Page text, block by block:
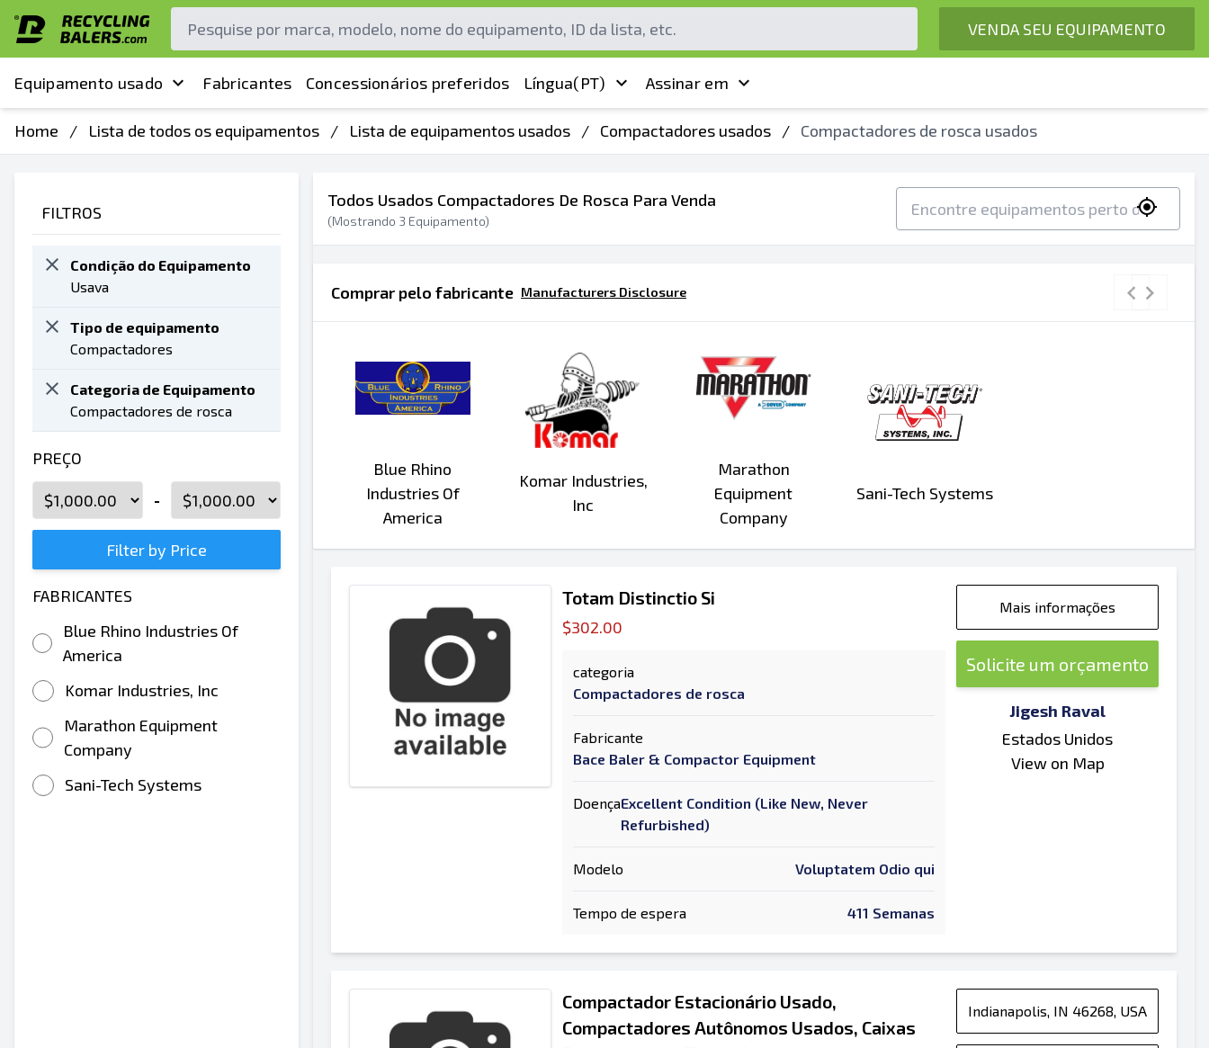
VENDA SEU EQUIPAMENTO
Equipamento usado Fabricantes Concessionários preferidos Língua(PT) Assinar em
Home / Lista de todos os equipamentos / Lista de equipamentos usados / Compactadores usados / Compactadores de rosca usados
FILTROS
Condição do Equipamento
Usava
Tipo de equipamento
Compactadores
Categoria de Equipamento
Compactadores de rosca
PREÇO
-
Filter by Price
FABRICANTES
Blue Rhino Industries Of
America
Komar Industries, Inc
Marathon Equipment
Company
Sani-Tech Systems
Todos Usados Compactadores De Rosca Para Venda
(Mostrando 3 Equipamento)
Comprar pelo fabricante Manufacturers Disclosure
Blue Rhino
Industries Of
America
Komar Industries,
Inc
Marathon
Equipment
Company
Sani-Tech Systems
Totam Distinctio Si
$302.00
categoria
Compactadores de rosca
Fabricante
Bace Baler & Compactor Equipment
DoençaExcellent Condition (Like New, Never
Refurbished)
Modelo Voluptatem Odio qui
Tempo de espera 411 Semanas
Mais informações
Solicite um orçamento
Jigesh Raval
Estados Unidos
View on Map
Compactador Estacionário Usado,
Compactadores Autônomos Usados, Caixas
Indianapolis, IN 46268, USA